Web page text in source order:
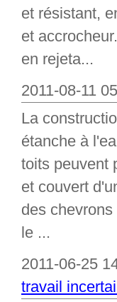
et résistant,
et
en rejeta...
2011-08-11
La
étanche à
toits peuvent
et couvert
des
le ...
2011-06-25
travail